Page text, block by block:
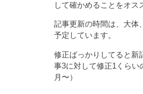
して確かめることをオス
記事更新の時間は、大体
予定しています。
修正ばっかりしてると新
事3に対して修正1くらい
月〜）